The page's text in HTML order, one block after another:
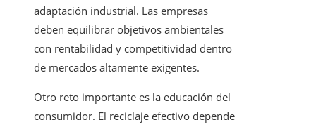
adaptación industrial. Las empresas
deben equilibrar objetivos ambientales
con rentabilidad y competitividad dentro
de mercados altamente exigentes.
Otro reto importante es la educación del
consumidor. El reciclaje efectivo depende